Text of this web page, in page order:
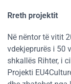
Rreth projektit
Në nëntor të vitit
vdekjeprurës i 50
shkallës Rihter, i
Projekti